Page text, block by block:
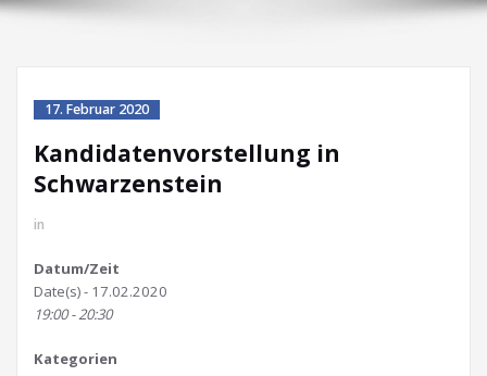
17. Februar 2020
Kandidatenvorstellung in
Schwarzenstein
in
Datum/Zeit
Date(s) - 17.02.2020
19:00 - 20:30
Kategorien